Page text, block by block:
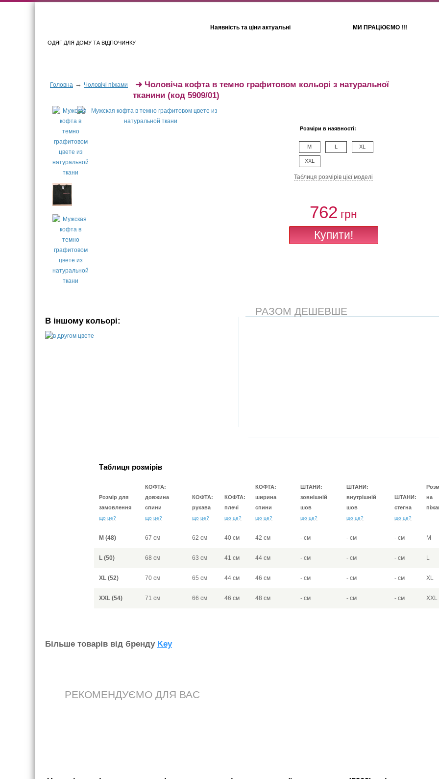
ОДЯГ ДЛЯ ДОМУ ТА ВІДПОЧИНКУ
Наявність та ціни актуальні МИ ПРАЦЮЄМО !!!
Головна → Чоловічі піжами ➜ Чоловіча кофта в темно графитовом кольорі з натуральної
тканини (код 5909/01)
Розміри в наявності:
M L XL
XXL
Таблиця розмiрiв цiєї моделi
762 грн
В іншому кольорі:
РАЗОМ ДЕШЕВШЕ
Таблиця розмірів
Розмір для
замовлення
що це?
КОФТА:
довжина
спини
що це?
КОФТА:
рукава
що це?
КОФТА:
плечі
що це?
КОФТА:
ширина
спини
що це?
ШТАНИ:
зовнішній
шов
що це?
ШТАНИ:
внутрішній
шов
що це?
ШТАНИ:
стегна
що це?
на
M (48) 67 см 62 см 40 см 42 см - см - см - см M
L (50) 68 см 63 см 41 см 44 см - см - см - см L
XL (52) 70 см 65 см 44 см 46 см - см - см - см XL
XXL (54) 71 см 66 см 46 см 48 см - см - см - см XXL
Бiльше товарiв вiд бренду Key
РЕКОМЕНДУЄМО ДЛЯ ВАС